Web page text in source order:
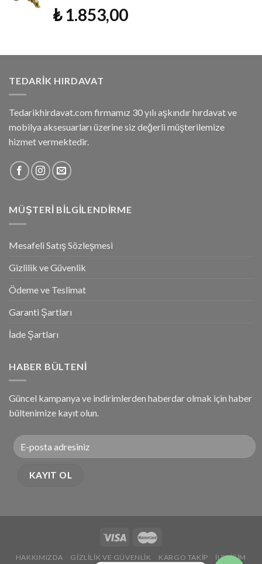
5 üzerinden
5.00oy aldı
₺1.853,00
TEDARIK HIRDAVAT
Tedarikhirdavat.com firmamız 30 yılı aşkındır hırdavat ve
mobilya aksesuarları üzerine siz değerli müşterilemize
hizmet vermektedir.
MÜŞTERI BILGILENDIRME
Mesafeli Satış Sözleşmesi
Gizlilik ve Güvenlik
Ödeme ve Teslimat
Garanti Şartları
İade Şartları
HABER BÜLTENI
Güncel kampanya ve indirimlerden haberdar olmak için haber
bültenimize kayıt olun.
HAKKIMIZDA GIZLILIK VE GÜVENLIK KARGO TAKIP İLETIŞIM